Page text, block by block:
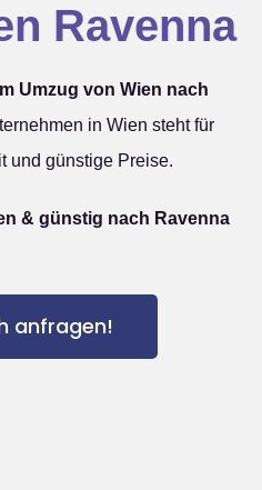
Ravenna
Umzug von Wien nach
in Wien steht für
und günstige Preise.
& günstig nach Ravenna
anfragen!